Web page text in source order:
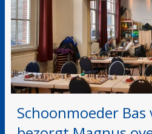
Schoonmoeder Bas